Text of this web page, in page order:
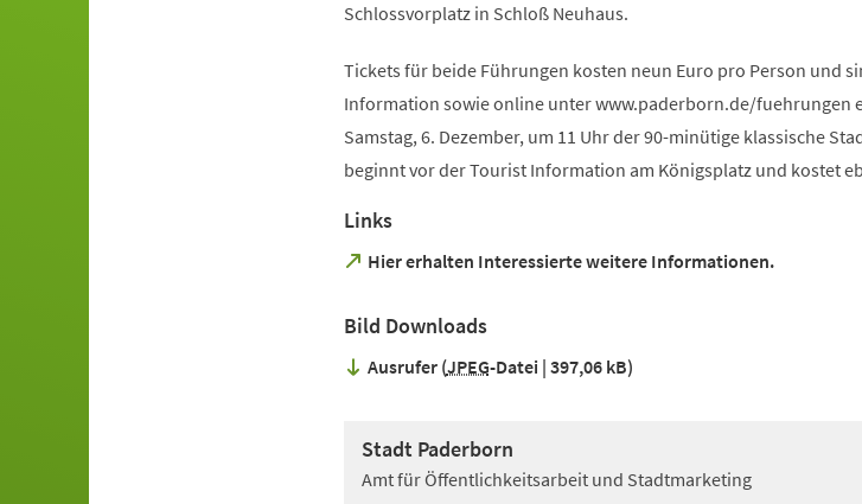
Schlossvorplatz in Schloß Neuhaus.
Tickets für beide Führungen kosten neun Euro pro Person und
Information sowie online unter www.paderborn.de/fuehrungen
Samstag, 6. Dezember, um 11 Uhr der 90-minütige klassische
beginnt vor der Tourist Information am Königsplatz und kostet
Links
Hier erhalten Interessierte weitere Informationen.
(Öffnet
neuen
Tab)
Bild Downloads
Ausrufer JPEG-Datei 397,06 kB
Stadt Paderborn
Amt für Öffentlichkeitsarbeit und Stadtmarketing